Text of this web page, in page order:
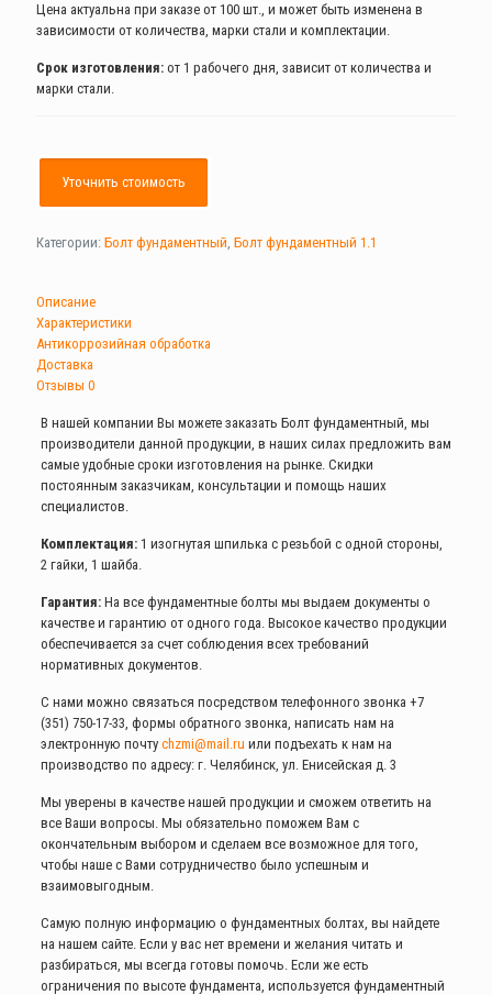
Цена актуальна при заказе от 100 шт., и может быть изменена в
зависимости от количества, марки стали и комплектации.
Срок изготовления: от 1 рабочего дня, зависит от количества и
марки стали.
Уточнить стоимость
Категории: Болт фундаментный, Болт фундаментный 1.1
Описание
Характеристики
Антикоррозийная обработка
Доставка
Отзывы 0
В нашей компании Вы можете заказать Болт фундаментный, мы
производители данной продукции, в наших силах предложить вам
самые удобные сроки изготовления на рынке. Скидки
постоянным заказчикам, консультации и помощь наших
специалистов.
Комплектация:1 изогнутая шпилька с резьбой с одной стороны,
2 гайки, 1 шайба.
Гарантия:На все фундаментные болты мы выдаем документы о
качестве и гарантию от одного года. Высокое качество продукции
обеспечивается за счет соблюдения всех требований
нормативных документов.
С нами можно связаться посредством телефонного звонка +7
(351) 750-17-33, формы обратного звонка, написать нам на
электронную почту chzmi@mail.ru или подъехать к нам на
производство по адресу: г. Челябинск, ул. Енисейская д. 3
Мы уверены в качестве нашей продукции и сможем ответить на
все Ваши вопросы. Мы обязательно поможем Вам с
окончательным выбором и сделаем все возможное для того,
чтобы наше с Вами сотрудничество было успешным и
взаимовыгодным.
Самую полную информацию о фундаментных болтах, вы найдете
на нашем сайте. Если у вас нет времени и желания читать и
разбираться, мы всегда готовы помочь. Если же есть
ограничения по высоте фундамента, используется фундаментный